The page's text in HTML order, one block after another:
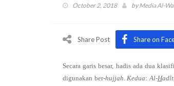
October 2, 2018 byMedia Al-
Share Post Share on
Secara garis besar, hadis ada dua
digunakan ber-hujjah. Kedua:Al-H